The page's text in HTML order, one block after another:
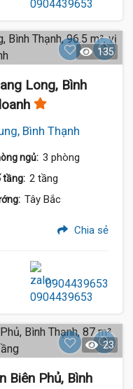
135
Long, Bình
Bình Thạnh
ngủ: 3 phòng
tầng: 2 tầng
Tây Bắc
Chia sẻ
0904439653
23
Biên Phủ, Bình